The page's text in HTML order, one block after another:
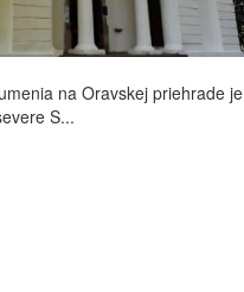
na Oravskej priehrade je
S...